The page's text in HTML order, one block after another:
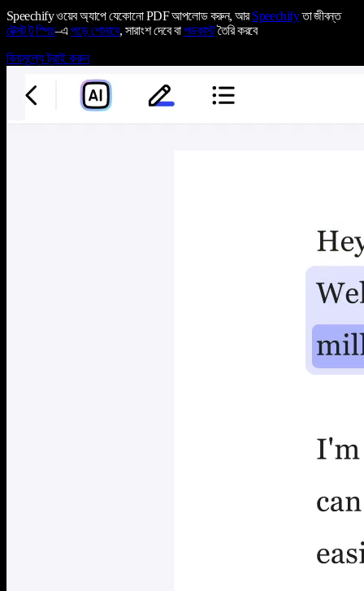
Speechify ওয়েব অ্যাপে যেকোনো PDF আপলোড করুন, আরSpeechifyতা জীবন্ত
টেক্সট টু স্পিচ–এপড়ে শোনাবে, সারাংশ দেবে বাপডকাস্টতৈরি করবে
বিনামূল্যে ট্রাই করুন